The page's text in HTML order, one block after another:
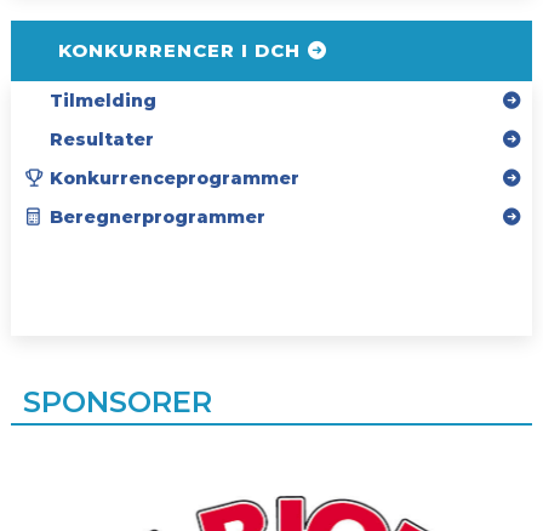
KONKURRENCER I DCH
Tilmelding
Resultater
Konkurrenceprogrammer
Beregnerprogrammer
SPONSORER